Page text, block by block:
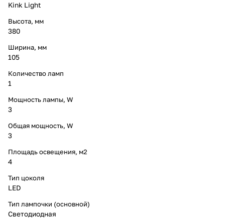
Kink Light
Высота, мм
380
Ширина, мм
105
Количество ламп
1
Мощность лампы, W
3
Общая мощность, W
3
Площадь освещения, м2
4
Тип цоколя
LED
Тип лампочки (основной)
Светодиодная